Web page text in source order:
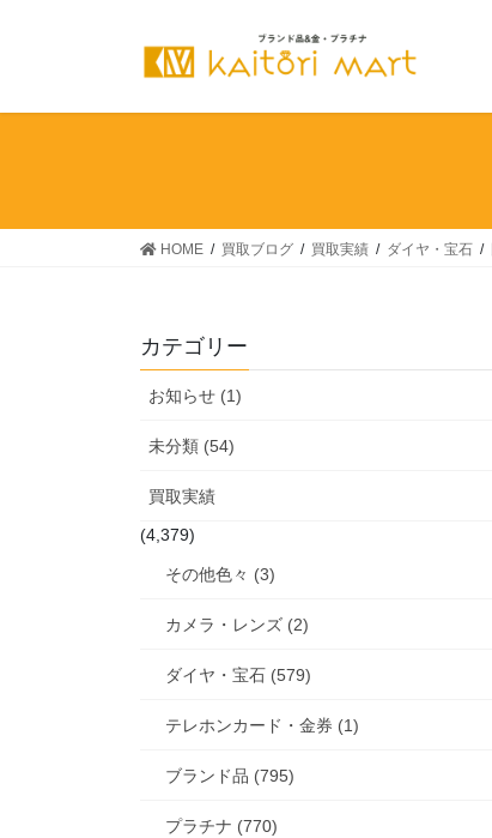
HOME 買取ブログ 買取実績 ダイヤ・宝石
カテゴリー
お知らせ (1)
未分類 (54)
買取実績
(4,379)
その他色々 (3)
カメラ・レンズ (2)
ダイヤ・宝石 (579)
テレホンカード・金券 (1)
ブランド品 (795)
プラチナ (770)